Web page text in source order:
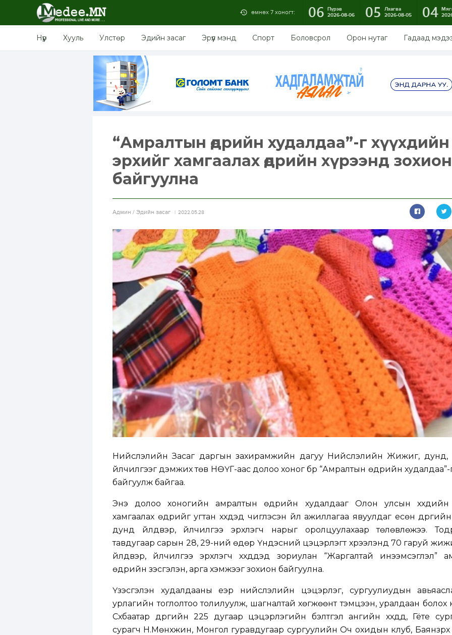
өмнөх 7 хоногт: 06 Пүрэв
2026-08-06
05
Лхагва
2026-08-05
04
Нүүр Хууль Улстөр Эдийн засаг Эрүүл мэнд Спорт Боловсрол Орон нутаг Гадаад
“Амралтын өдрийн худалдаа”-г хүүхдийн
эрхийг хамгаалах өдрийн хүрээнд зохион
байгуулна
Aдмин / Эдийн засаг 2022.05.28
Нийслэлийн Засаг даргын захирамжийн дагуу Нийслэлийн Жижиг, дунд,
үйлчилгээг дэмжих төв НӨҮГ-аас долоо хоног бүр “Амралтын өдрийн худалдаа”-
байгуулж байгаа.
Энэ долоо хоногийн амралтын өдрийн худалдааг Олон улсын хүүхдийн
хамгаалах өдрийг угтан хүүхдэд чиглэсэн үйл ажиллагаа явуулдаг есөн
дунд үйлдвэр, үйлчилгээ эрхлэгч нарыг оролцуулахаар төлөвлөжээ.
тавдугаар сарын 28, 29-ний өдөр Үндэсний цэцэрлэгт хүрээлэнд 70 гаруй
үйлдвэр, үйлчилгээ эрхлэгч хүүхдүүдэд зориулан “Жаргалтай инээмсэглэл”
өдрийн үзэсгэлэн, арга хэмжээг зохион байгуулна.
Үзэсгэлэн худалдааны үеэр нийслэлийн цэцэрлэг, сургуулиудын авьяаслаг
урлагийн тоглолтоо толилуулж, шагналтай хөгжөөнт тэмцээн, уралдаан
Сүхбаатар дүүргийн 225 дугаар цэцэрлэгийн бэлтгэл ангийн хүүхдүүд, Гёте
сурагч Н.Мөнхжин, Монгол гуравдугаар сургуулийн Оч охидын клуб, Баянзүрх